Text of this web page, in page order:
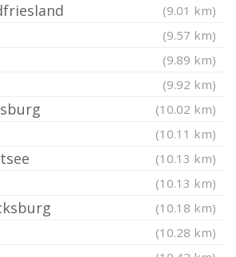
(9.01 km)
(9.57 km)
(9.89 km)
(9.92 km)
(10.02 km)
(10.11 km)
(10.13 km)
(10.13 km)
(10.18 km)
(10.28 km)